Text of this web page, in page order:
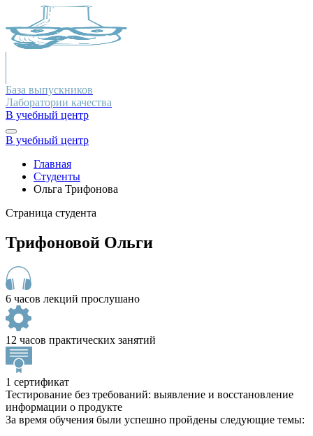
База выпускников
Лаборатории качества
В учебный центр
В учебный центр
Главная
Студенты
Ольга Трифонова
Страница студента
Трифоновой Ольги
6 часов лекций прослушано
12 часов практических занятий
1 сертификат
Тестирование без требований: выявление и восстановление
информации о продукте
За время обучения были успешно пройдены следующие темы: